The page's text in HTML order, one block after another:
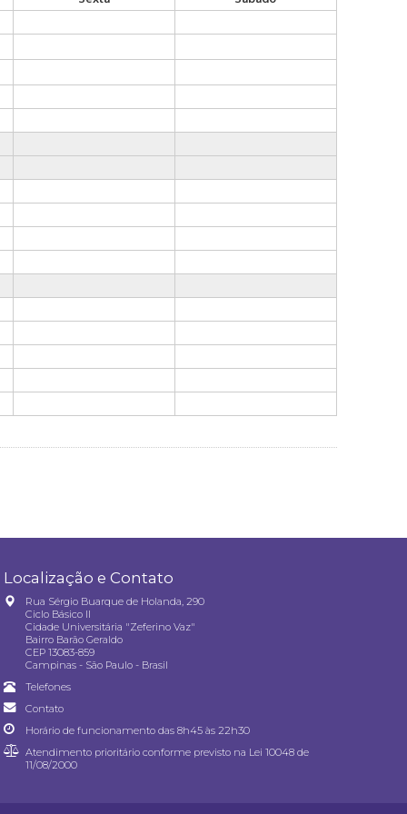
Localização e Contato
Rua Sérgio Buarque de Holanda, 290
Ciclo Básico II
Cidade Universitária "Zeferino Vaz"
Bairro Barão Geraldo
CEP 13083-859
Campinas - São Paulo - Brasil
Telefones
Contato
Horário de funcionamento das 8h45 às 22h30
Atendimento prioritário conforme previsto na Lei 10048 de
11/08/2000